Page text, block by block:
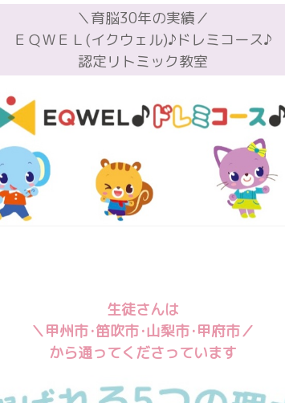
＼育脳30年の実績／
ＥＱＷＥＬ(イクウェル)♪ドレミコース♪
認定リトミック教室
生徒さんは
＼甲州市･笛吹市･山梨市･甲府市／
から通ってくださっています